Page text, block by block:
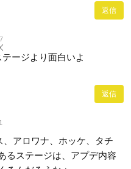
返信
ージより面白いよ
返信
アロワナ、ホッケ、タチ
るステージは、アプデ内容